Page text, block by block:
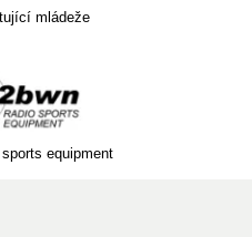
mládeže
equipment